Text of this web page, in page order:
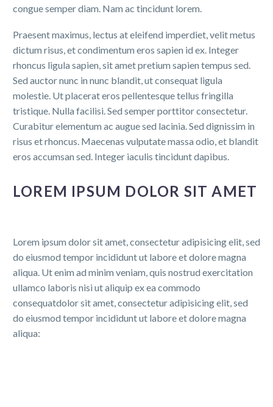
congue semper diam. Nam ac tincidunt lorem.
Praesent maximus, lectus at eleifend imperdiet, velit metus
dictum risus, et condimentum eros sapien id ex. Integer
rhoncus ligula sapien, sit amet pretium sapien tempus sed.
Sed auctor nunc in nunc blandit, ut consequat ligula
molestie. Ut placerat eros pellentesque tellus fringilla
tristique. Nulla facilisi. Sed semper porttitor consectetur.
Curabitur elementum ac augue sed lacinia. Sed dignissim in
risus et rhoncus. Maecenas vulputate massa odio, et blandit
eros accumsan sed. Integer iaculis tincidunt dapibus.
LOREM IPSUM DOLOR SIT AMET
Lorem ipsum dolor sit amet, consectetur adipisicing elit, sed
do eiusmod tempor incididunt ut labore et dolore magna
aliqua. Ut enim ad minim veniam, quis nostrud exercitation
ullamco laboris nisi ut aliquip ex ea commodo
consequatdolor sit amet, consectetur adipisicing elit, sed
do eiusmod tempor incididunt ut labore et dolore magna
aliqua: